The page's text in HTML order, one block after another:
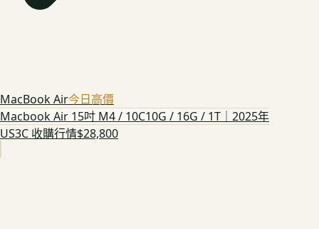
MacBook Air今日高價
Macbook Air 15吋 M4 / 10C10G / 16G / 1T｜2025年
US3C 收購行情$28,800